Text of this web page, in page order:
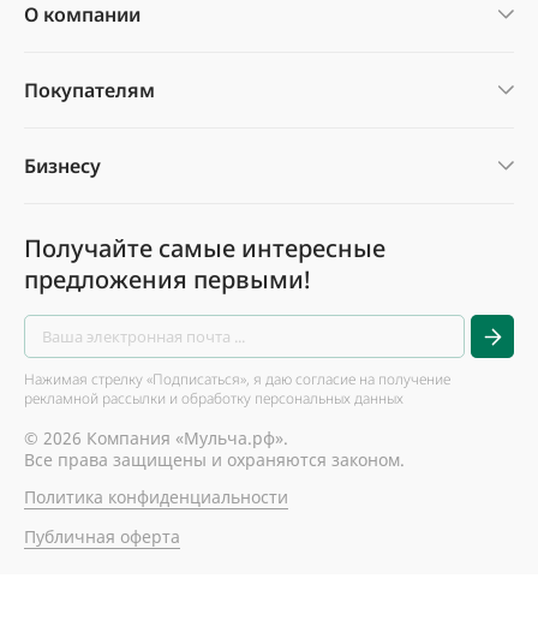
О компании
Покупателям
Бизнесу
Получайте самые интересные
предложения первыми!
Нажимая стрелку «Подписаться», я даю согласие на получение
рекламной рассылки и обработку персональных данных
© 2026 Компания «Мульча.рф».
Все права защищены и охраняются законом.
Политика конфиденциальности
Публичная оферта